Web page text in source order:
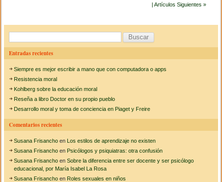
o
o
k
tir
v
.
| Artículos Siguientes »
u
c
a
Entradas recientes
Siempre es mejor escribir a mano que con computadora o apps
Resistencia moral
Kohlberg sobre la educación moral
Reseña a libro Doctor en su propio pueblo
Desarrollo moral y toma de conciencia en Piaget y Freire
Comentarios recientes
Susana Frisancho enLos estilos de aprendizaje no existen
Susana Frisancho enPsicólogos y psiquiatras: otra confusión
Susana Frisancho enSobre la diferencia entre ser docente y ser psicólogo
educacional, por María Isabel La Rosa
Susana Frisancho enRoles sexuales en niños